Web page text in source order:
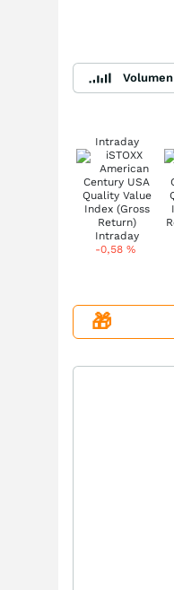
Volumen
Intraday
-0,58 %
🎁